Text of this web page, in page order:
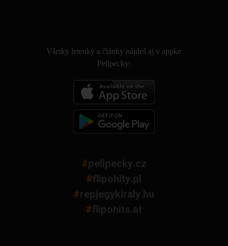
Všetky letenky a články nájdeš aj v appke
Pelipecky:
#pelipecky.cz
#flipohity.pl
#repjegykiraly.hu
#flipohits.at